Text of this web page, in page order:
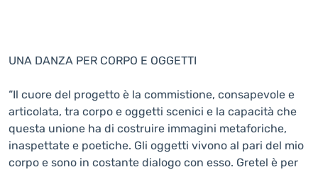
UNA DANZA PER CORPO E OGGETTI
“Il cuore del progetto è la commistione, consapevole e
articolata, tra corpo e oggetti scenici e la capacità che
questa unione ha di costruire immagini metaforiche,
inaspettate e poetiche. Gli oggetti vivono al pari del mio
corpo e sono in costante dialogo con esso. Gretel è per